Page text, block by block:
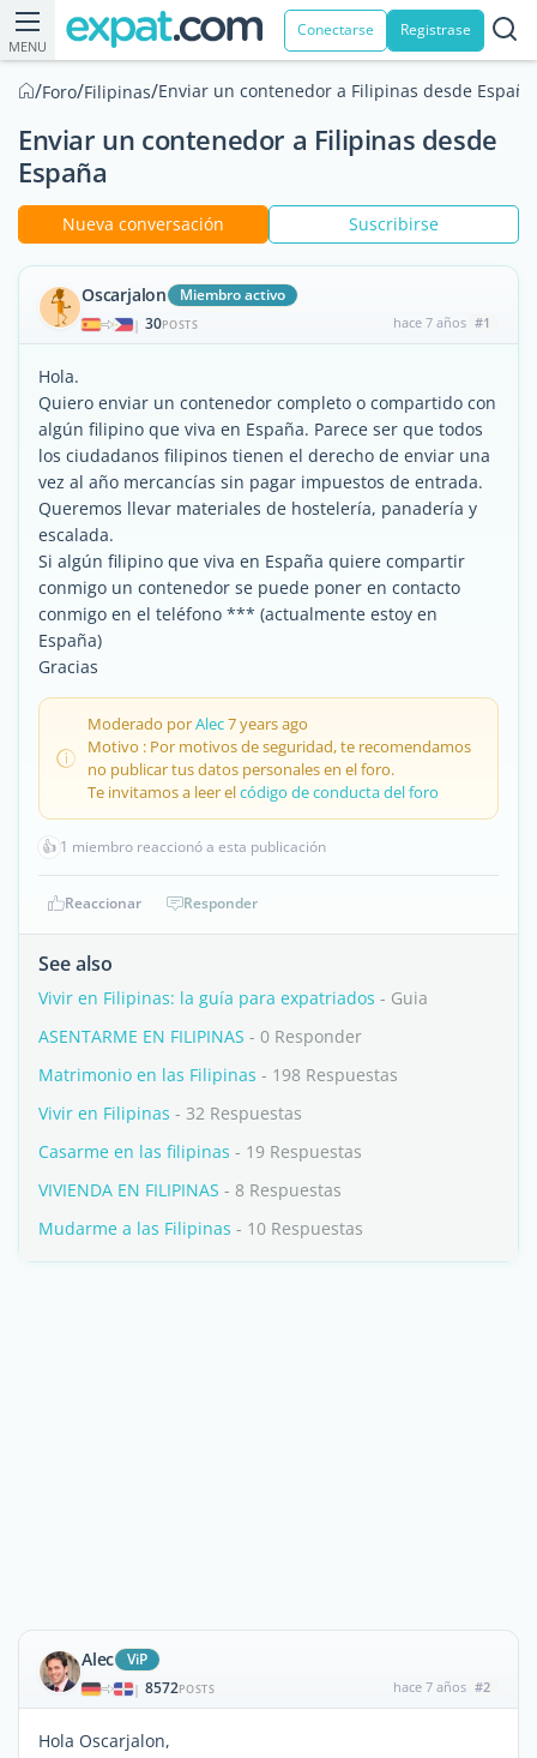
MENU
Conectarse Registrase
/Foro/Filipinas/Enviar un contenedor a Filipinas desde España
Enviar un contenedor a Filipinas desde
España
Nueva conversación Suscribirse
Oscarjalon Miembro activo
| 30POSTS hace 7 años #1
Hola.
Quiero enviar un contenedor completo o compartido con
algún filipino que viva en España. Parece ser que todos
los ciudadanos filipinos tienen el derecho de enviar una
vez al año mercancías sin pagar impuestos de entrada.
Queremos llevar materiales de hostelería, panadería y
escalada.
Si algún filipino que viva en España quiere compartir
conmigo un contenedor se puede poner en contacto
conmigo en el teléfono *** (actualmente estoy en
España)
Gracias
Moderado porAlec7 years ago
Motivo : Por motivos de seguridad, te recomendamos
no publicar tus datos personales en el foro.
Te invitamos a leer elcódigo de conducta del foro
👍 1 miembro reaccionó a esta publicación
Reaccionar Responder
See also
Vivir en Filipinas: la guía para expatriados - Guia
ASENTARME EN FILIPINAS - 0 Responder
Matrimonio en las Filipinas - 198 Respuestas
Vivir en Filipinas - 32 Respuestas
Casarme en las filipinas - 19 Respuestas
VIVIENDA EN FILIPINAS - 8 Respuestas
Mudarme a las Filipinas - 10 Respuestas
Alec ViP
| 8572POSTS hace 7 años #2
Hola Oscarjalon,